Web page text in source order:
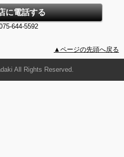
に電話する
644-5592
▲ページの先頭へ戻る
All Rights Reserved.